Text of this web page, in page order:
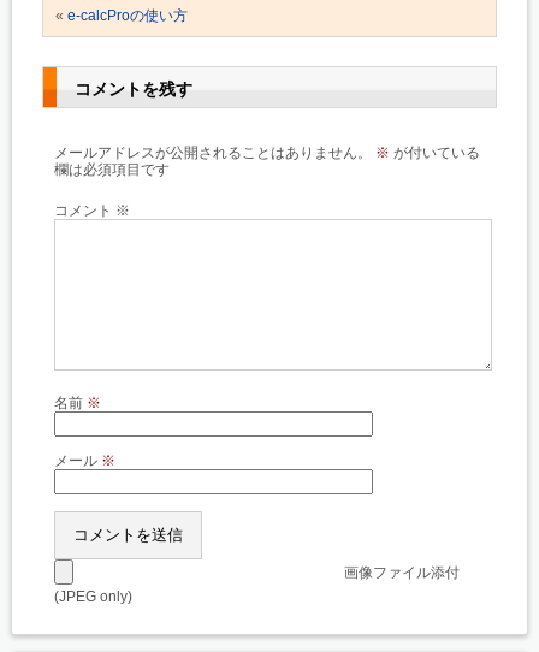
« e-calcProの使い方
コメントを残す
メールアドレスが公開されることはありません。 ※ が付いている
欄は必須項目です
コメント ※
名前 ※
メール ※
画像ファイル添付
(JPEG only)